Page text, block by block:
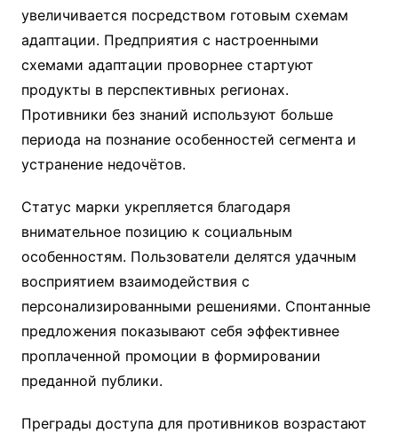
увеличивается посредством готовым схемам
адаптации. Предприятия с настроенными
схемами адаптации проворнее стартуют
продукты в перспективных регионах.
Противники без знаний используют больше
периода на познание особенностей сегмента и
устранение недочётов.
Статус марки укрепляется благодаря
внимательное позицию к социальным
особенностям. Пользователи делятся удачным
восприятием взаимодействия с
персонализированными решениями. Спонтанные
предложения показывают себя эффективнее
проплаченной промоции в формировании
преданной публики.
Преграды доступа для противников возрастают